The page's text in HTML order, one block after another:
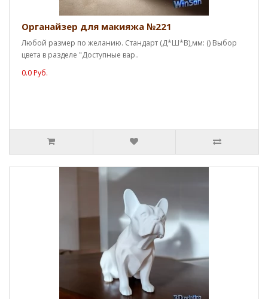
Органайзер для макияжа №221
Любой размер по желанию. Стандарт (Д*Ш*В),мм: () Выбор
цвета в разделе "Доступные вар..
0.0 Руб.